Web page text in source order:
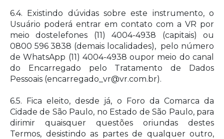
6.4. Existindo dúvidas sobre este instrumento, o
Usuário poderá entrar em contato com a VR por
meio dostelefones (11) 4004-4938 (capitais) ou
0800 596 3838 (demais localidades), pelo número
de WhatsApp (11) 4004-4938 oupor meio do canal
do Encarregado pelo Tratamento de Dados
Pessoais (encarregado_vr@vr.com.br).
6.5. Fica eleito, desde já, o Foro da Comarca da
Cidade de São Paulo, no Estado de São Paulo, para
dirimir quaisquer questões oriundas destes
Termos, desistindo as partes de qualquer outro,